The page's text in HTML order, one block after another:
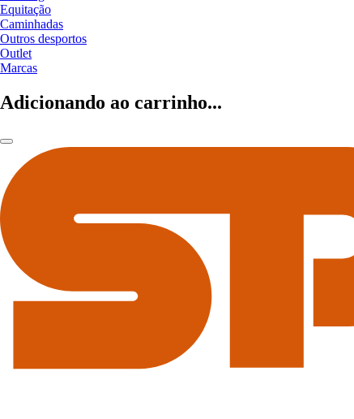
Equitação
Caminhadas
Outros desportos
Outlet
Marcas
Adicionando ao carrinho...